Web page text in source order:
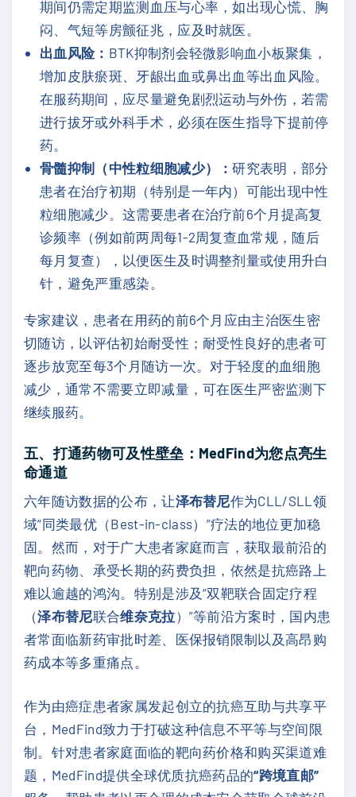
期间仍需定期监测血压与心率，如出现心慌、胸
闷、气短等房颤征兆，应及时就医。
出血风险： BTK抑制剂会轻微影响血小板聚集，
增加皮肤瘀斑、牙龈出血或鼻出血等出血风险。
在服药期间，应尽量避免剧烈运动与外伤，若需
进行拔牙或外科手术，必须在医生指导下提前停
药。
骨髓抑制（中性粒细胞减少）：研究表明，部分
患者在治疗初期（特别是一年内）可能出现中性
粒细胞减少。这需要患者在治疗前6个月提高复
诊频率（例如前两周每1-2周复查血常规，随后
每月复查），以便医生及时调整剂量或使用升白
针，避免严重感染。
专家建议，患者在用药的前6个月应由主治医生密
切随访，以评估初始耐受性；耐受性良好的患者可
逐步放宽至每3个月随访一次。对于轻度的血细胞
减少，通常不需要立即减量，可在医生严密监测下
继续服药。
五、打通药物可及性壁垒：MedFind为您点亮生
命通道
六年随访数据的公布，让泽布替尼作为CLL/SLL领
域“同类最优（Best-in-class）”疗法的地位更加稳
固。然而，对于广大患者家庭而言，获取最前沿的
靶向药物、承受长期的药费负担，依然是抗癌路上
难以逾越的鸿沟。特别是涉及“双靶联合固定疗程
（泽布替尼联合维奈克拉）”等前沿方案时，国内患
者常面临新药审批时差、医保报销限制以及高昂购
药成本等多重痛点。
作为由癌症患者家属发起创立的抗癌互助与共享平
台，MedFind致力于打破这种信息不平等与空间限
制。针对患者家庭面临的靶向药价格和购买渠道难
题，MedFind提供全球优质抗癌药品的“跨境直邮”